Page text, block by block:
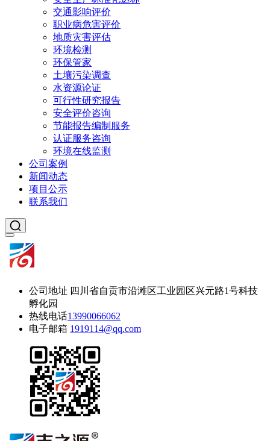
交通影响评价
职业病危害评价
地质灾害评估
环境检测
环保管家
土壤污染调查
水资源论证
可行性研究报告
安全评价咨询
节能报告编制服务
认证服务咨询
环境在线监测
公司案例
新闻动态
项目公示
联系我们
公司地址 四川省自贡市沿滩区工业园区兴元路1号科技
孵化园
热线电话13990066062
电子邮箱 1919114@qq.com